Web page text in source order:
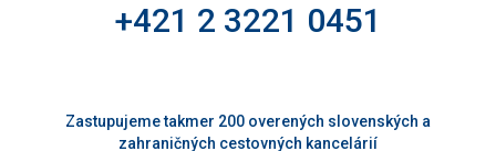
+421 2 3221 0451
Zastupujeme takmer 200 overených slovenských a
zahraničných cestovných kancelárií